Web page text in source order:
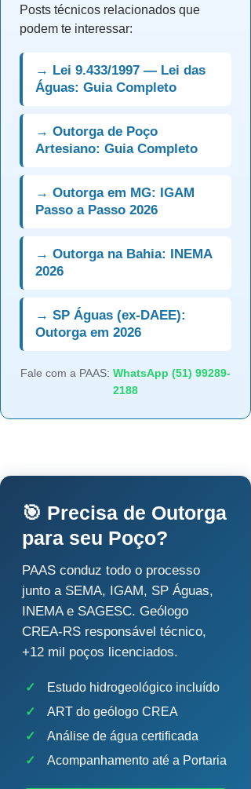
Posts técnicos relacionados que
podem te interessar:
→ Lei 9.433/1997 — Lei das
Águas: Guia Completo
→ Outorga de Poço
Artesiano: Guia Completo
→ Outorga em MG: IGAM
Passo a Passo 2026
→ Outorga na Bahia: INEMA
2026
→ SP Águas (ex-DAEE):
Outorga em 2026
Fale com a PAAS: WhatsApp (51) 99289-
2188
🎯 Precisa de Outorga
para seu Poço?
PAAS conduz todo o processo
junto a SEMA, IGAM, SP Águas,
INEMA e SAGESC. Geólogo
CREA-RS responsável técnico,
+12 mil poços licenciados.
✓
Estudo hidrogeológico incluído
✓
ART do geólogo CREA
✓
Análise de água certificada
✓
Acompanhamento até a Portaria